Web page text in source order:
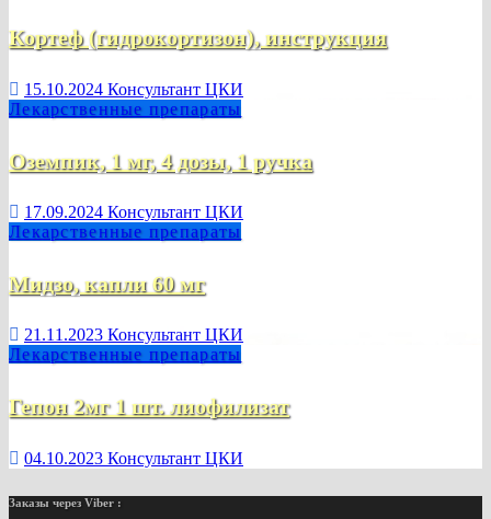
Кортеф (гидрокортизон), инструкция
15.10.2024 Консультант ЦКИ
Лекарственные препараты
Оземпик, 1 мг, 4 дозы, 1 ручка
17.09.2024 Консультант ЦКИ
Лекарственные препараты
Мидзо, капли 60 мг
21.11.2023 Консультант ЦКИ
Лекарственные препараты
Гепон 2мг 1 шт. лиофилизат
04.10.2023 Консультант ЦКИ
Заказы через Viber :